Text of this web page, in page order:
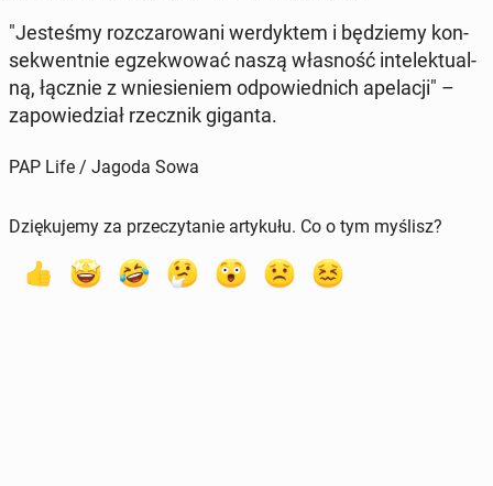
"Je­ste­śmy roz­cza­ro­wa­ni wer­dyk­tem i bę­dzie­my kon­
se­kwent­nie eg­ze­kwo­wać naszą wła­sność in­te­lek­tu­al­
ną, łącznie z wnie­sie­niem od­po­wied­nich ape­la­cji" –
za­po­wie­dział rzecz­nik giganta.
PAP Life / Jagoda Sowa
Dziękujemy za przeczytanie artykułu. Co o tym myślisz?